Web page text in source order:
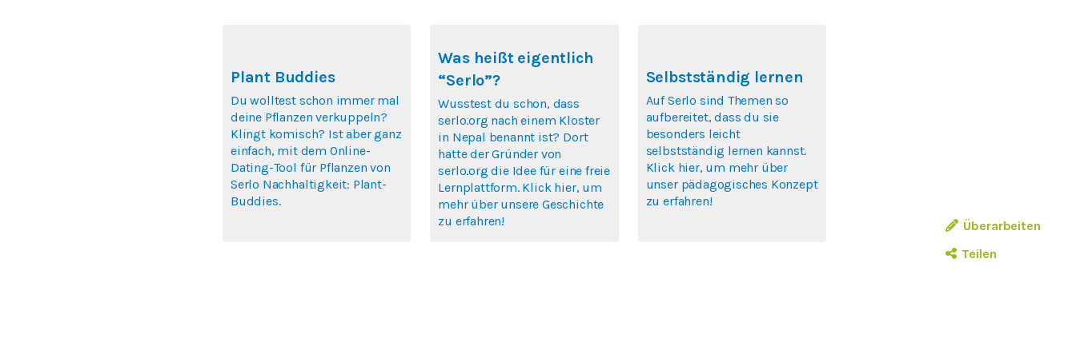
Überarbeiten
Teilen
Plant Buddies
Du wolltest schon immer mal
deine Pflanzen verkuppeln?
Klingt komisch? Ist aber ganz
einfach, mit dem Online-
Dating-Tool für Pflanzen von
Serlo Nachhaltigkeit: Plant-
Buddies.
Was heißt eigentlich
“Serlo”?
Wusstest du schon, dass
serlo.org nach einem Kloster
in Nepal benannt ist? Dort
hatte der Gründer von
serlo.org die Idee für eine freie
Lernplattform. Klick hier, um
mehr über unsere Geschichte
zu erfahren!
Selbstständig lernen
Auf Serlo sind Themen so
aufbereitet, dass du sie
besonders leicht
selbstständig lernen kannst.
Klick hier, um mehr über
unser pädagogisches Konzept
zu erfahren!